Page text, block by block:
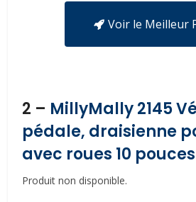
Voir le Meilleur
2 – MillyMally 2145
pédale, draisienne
avec roues 10 pouces
Produit non disponible.